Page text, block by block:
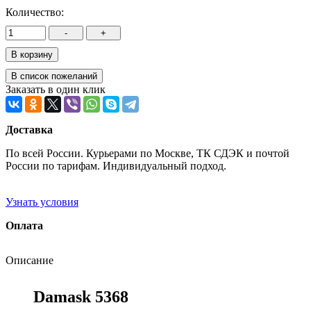
Количество:
Заказать в один клик
Доставка
По всей России. Курьерами по Москве, ТК СДЭК и почтой
России по тарифам. Индивидуальный подход.
Узнать условия
Оплата
Описание
Damask 5368